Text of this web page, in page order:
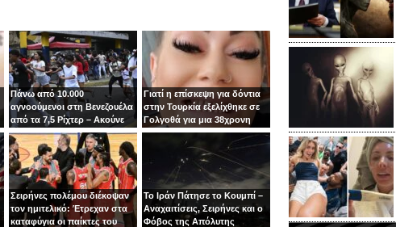
Πάνω από 10.000
αγνοούμενοι στη Βενεζουέλα
από τα 7,5 Ρίχτερ – Ακούνε
φωνές κάτω από τα
συντρίμμια
Γιατί η επίσκεψη για δόντια
στην Τουρκία εξελίχθηκε σε
Γολγοθά για μια 38χρονη
μητέρα
Σειρήνες πολέμου διέκοψαν
τον ημιτελικό: Έτρεχαν στα
καταφύγια οι παίκτες του
Το Ιράν Πάτησε το Κουμπί –
Αναχαιτίσεις, Σειρήνες και ο
Φόβος της Απόλυτης